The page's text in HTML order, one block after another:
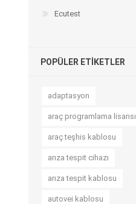
Ecutest
POPÜLER ETIKETLER
adaptasyon
araç programlama lisansı
araç teşhis kablosu
arıza tespit cihazı
arıza tespit kablosu
autovei kablosu